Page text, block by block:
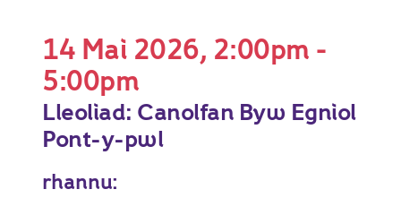
14 Mai 2026, 2:00pm -
5:00pm
Lleoliad: Canolfan Byw Egniol
Pont-y-pwl
rhannu: